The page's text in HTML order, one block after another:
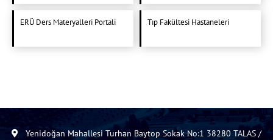
ERÜ Ders Materyalleri Portali Tıp Fakültesi Hastaneleri
Yenidoğan Mahallesi Turhan Baytop Sokak No:1 38280 TALAS /